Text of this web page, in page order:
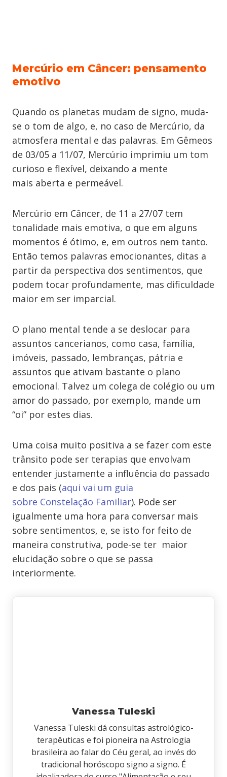
Mercúrio em Câncer: pensamento
emotivo
Quando os planetas mudam de signo, muda-
se o tom de algo, e, no caso de Mercúrio, da
atmosfera mental e das palavras. Em Gêmeos
de 03/05 a 11/07, Mercúrio imprimiu um tom
curioso e flexível, deixando a mente
mais aberta e permeável.
Mercúrio em Câncer, de 11 a 27/07 tem
tonalidade mais emotiva, o que em alguns
momentos é ótimo, e, em outros nem tanto.
Então temos palavras emocionantes, ditas a
partir da perspectiva dos sentimentos, que
podem tocar profundamente, mas dificuldade
maior em ser imparcial.
O plano mental tende a se deslocar para
assuntos cancerianos, como casa, família,
imóveis, passado, lembranças, pátria e
assuntos que ativam bastante o plano
emocional. Talvez um colega de colégio ou um
amor do passado, por exemplo, mande um
“oi” por estes dias.
Uma coisa muito positiva a se fazer com este
trânsito pode ser terapias que envolvam
entender justamente a influência do passado
e dos pais (aqui vai um guia
sobre Constelação Familiar). Pode ser
igualmente uma hora para conversar mais
sobre sentimentos, e, se isto for feito de
maneira construtiva, pode-se ter maior
elucidação sobre o que se passa
interiormente.
Vanessa Tuleski
Vanessa Tuleski dá consultas astrológico-
terapêuticas e foi pioneira na Astrologia
brasileira ao falar do Céu geral, ao invés do
tradicional horóscopo signo a signo. É